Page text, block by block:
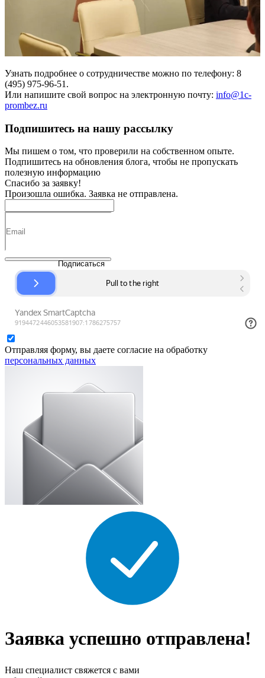
Узнать подробнее о сотрудничестве можно по телефону: 8
(495) 975-96-51.
Или напишите свой вопрос на электронную почту: info@1c-
prombez.ru
Подпишитесь на нашу рассылку
Мы пишем о том, что проверили на собственном опыте.
Подпишитесь на обновления блога, чтобы не пропускать
полезную информацию
Спасибо за заявку!
Произошла ошибка. Заявка не отправлена.
Подписаться
Отправляя форму, вы даете согласие на обработку
персональных данных
Заявка успешно отправлена!
Наш специалист свяжется с вами